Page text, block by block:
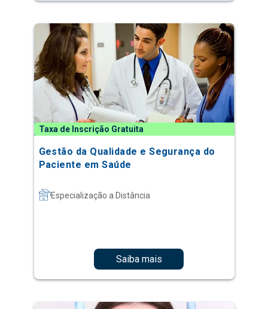
Taxa de Inscrição Gratuita
Gestão da Qualidade e Segurança do
Paciente em Saúde
Especialização a Distância
Saiba mais